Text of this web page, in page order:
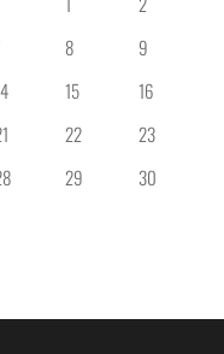
8
9
15
16
22
23
29
30